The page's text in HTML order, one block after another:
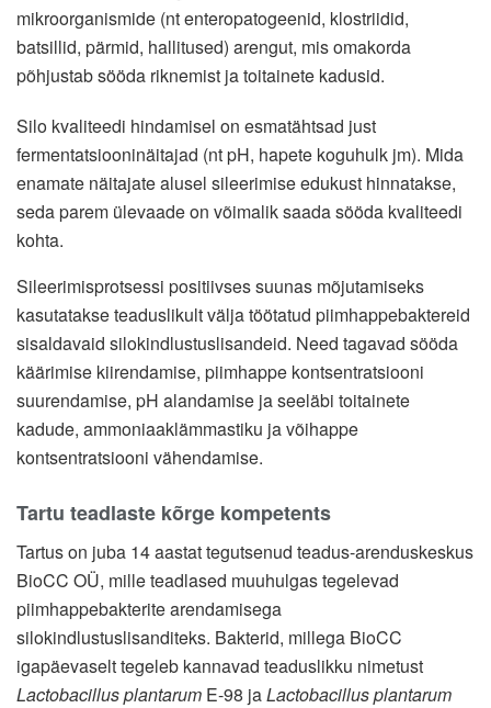
mikroorganismide (nt enteropatogeenid, klostriidid,
batsillid, pärmid, hallitused) arengut, mis omakorda
põhjustab sööda riknemist ja toitainete kadusid.
Silo kvaliteedi hindamisel on esmatähtsad just
fermentatsiooninäitajad (nt pH, hapete koguhulk jm). Mida
enamate näitajate alusel sileerimise edukust hinnatakse,
seda parem ülevaade on võimalik saada sööda kvaliteedi
kohta.
Sileerimisprotsessi positiivses suunas mõjutamiseks
kasutatakse teaduslikult välja töötatud piimhappebaktereid
sisaldavaid silokindlustuslisandeid. Need tagavad sööda
käärimise kiirendamise, piimhappe kontsentratsiooni
suurendamise, pH alandamise ja seeläbi toitainete
kadude, ammoniaaklämmastiku ja võihappe
kontsentratsiooni vähendamise.
Tartu teadlaste kõrge kompetents
Tartus on juba 14 aastat tegutsenud teadus-arenduskeskus
BioCC OÜ, mille teadlased muuhulgas tegelevad
piimhappebakterite arendamisega
silokindlustuslisanditeks. Bakterid, millega BioCC
igapäevaselt tegeleb kannavad teaduslikku nimetust
Lactobacillus plantarum E-98 jaLactobacillus plantarum